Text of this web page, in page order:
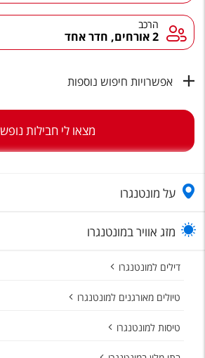
חבילות בריאות וספא
טיסות לחו"ל
מלונות בחו"ל
שירות לקוחות
טופס צור קשר
הרכב הרכב
2 אורחים, חדר אחד
אפשרויות חיפוש נוספות
מצאו לי חבילות נופש
על מונטנגרו
מזג אוויר במונטנגרו
דילים למונטנגרו
טיולים מאורגנים למונטנגרו
טיסות למונטנגרו